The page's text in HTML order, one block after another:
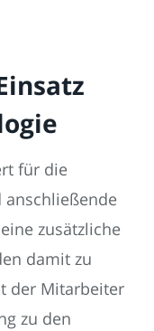
für die
zusätzliche
damit zu
der Mitarbeiter
zu den